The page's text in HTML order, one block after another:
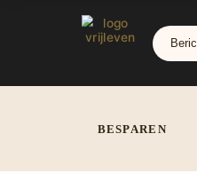
BESPAREN